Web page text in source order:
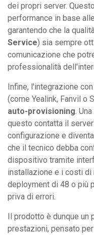
dei propri server.
performance in base
garantendo che la
Service) sia sempre
comunicazione che
professionalità
Infine, l'integrazione
(come Yealink, Fanvil o
auto-provisioning.
questo contatta il
configurazione e
che il tecnico debba
dispositivo tramite
installazione e i costi di
deployment di 48 o più
priva di errori.
Il prodotto è dunque un
prestazioni, pensato